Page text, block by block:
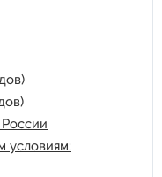
условиям: